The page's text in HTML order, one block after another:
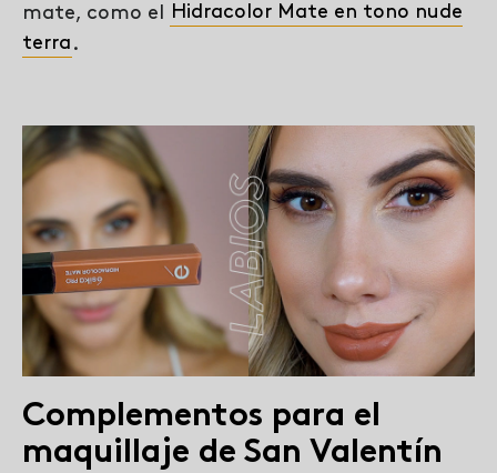
mate, como el
Hidracolor Mate en tono nude
terra .
Complementos para el
maquillaje de San Valentín